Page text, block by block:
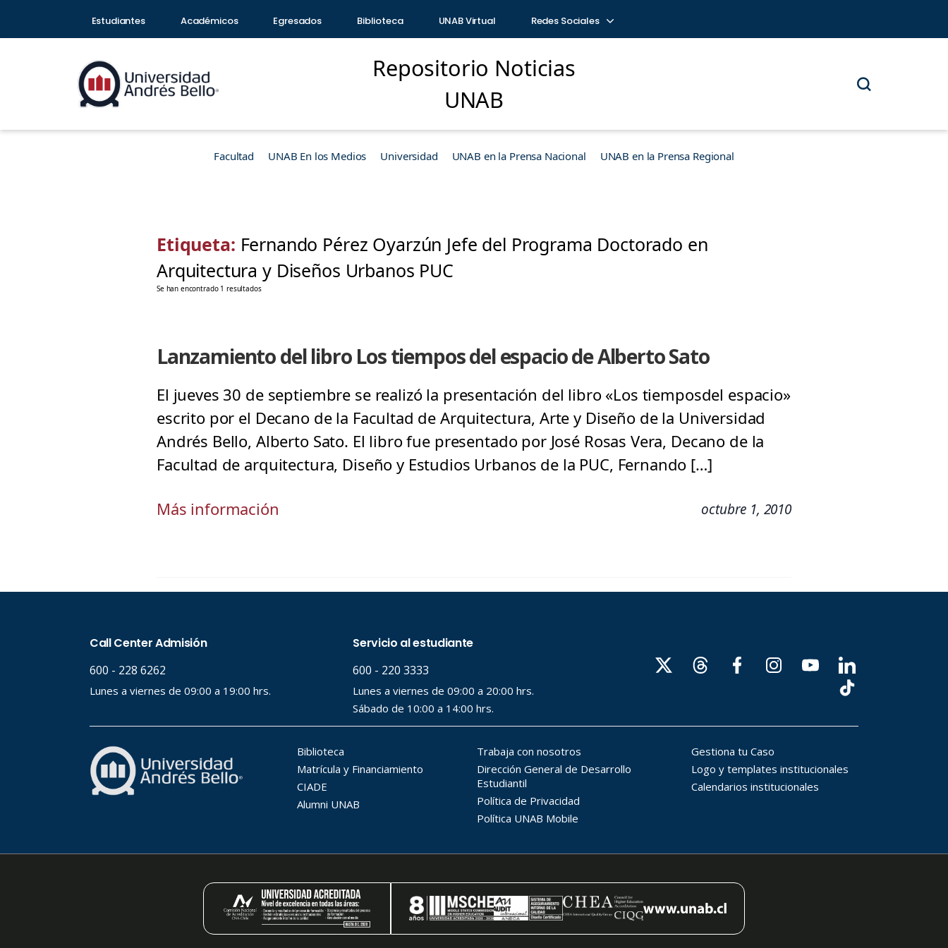
Estudiantes Académicos Egresados Biblioteca UNAB Virtual Redes Sociales
Repositorio Noticias
UNAB
Facultad UNAB En los Medios Universidad UNAB en la Prensa Nacional UNAB en la Prensa Regional
Etiqueta: Fernando Pérez Oyarzún Jefe del Programa Doctorado en
Arquitectura y Diseños Urbanos PUC
Se han encontrado 1 resultados
Lanzamiento del libro Los tiempos del espacio de Alberto Sato
El jueves 30 de septiembre se realizó la presentación del libro «Los tiemposdel espacio»
escrito por el Decano de la Facultad de Arquitectura, Arte y Diseño de la Universidad
Andrés Bello, Alberto Sato. El libro fue presentado por José Rosas Vera, Decano de la
Facultad de arquitectura, Diseño y Estudios Urbanos de la PUC, Fernando […]
Más información octubre 1, 2010